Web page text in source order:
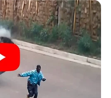
csütörtökre tüntetést
átlép – emberit,
ki Orbán. „A magyar